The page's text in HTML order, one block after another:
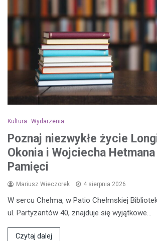
Kultura Wydarzenia
Poznaj niezwykłe życie
Okonia i Wojciecha
Pamięci
Mariusz Wieczorek 4 sierpnia 2026
W sercu Chełma, w Patio Chełmskiej
ul. Partyzantów 40, znajduje się wyjątkowe…
Czytaj dalej